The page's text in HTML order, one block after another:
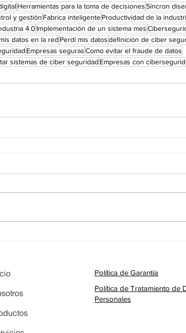
Herramientas para la toma de decisionesSíncron
y gestión Fabrica inteligenteProductividad de la
4.0 Implementación de un sistema mes
datos en la red Perdí mis datosdefinición de ciber
Empresas segurasComo evitar el fraude de datos
sistemas de ciber seguridad Empresas con
Política de Garantía
Política de Tratamiento de
Personales